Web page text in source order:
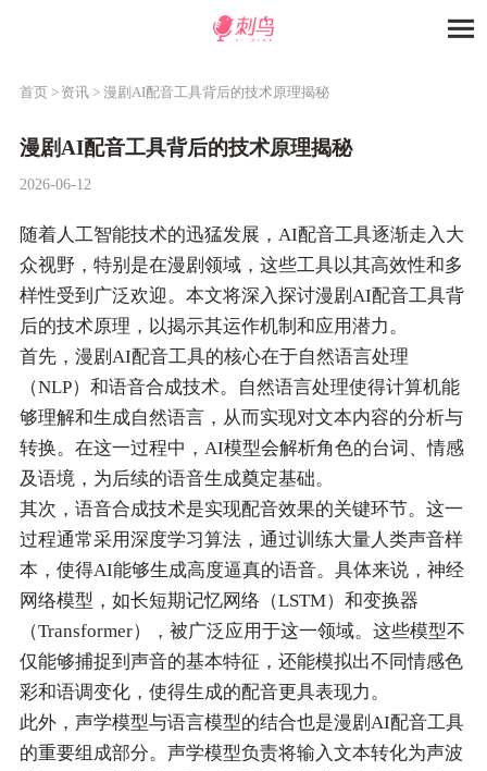
首页 > 资讯 > 漫剧AI配音工具背后的技术原理揭秘
漫剧AI配音工具背后的技术原理揭秘
2026-06-12
随着人工智能技术的迅猛发展，AI配音工具逐渐走入大
众视野，特别是在漫剧领域，这些工具以其高效性和多
样性受到广泛欢迎。本文将深入探讨漫剧AI配音工具背
后的技术原理，以揭示其运作机制和应用潜力。
首先，漫剧AI配音工具的核心在于自然语言处理
（NLP）和语音合成技术。自然语言处理使得计算机能
够理解和生成自然语言，从而实现对文本内容的分析与
转换。在这一过程中，AI模型会解析角色的台词、情感
及语境，为后续的语音生成奠定基础。
其次，语音合成技术是实现配音效果的关键环节。这一
过程通常采用深度学习算法，通过训练大量人类声音样
本，使得AI能够生成高度逼真的语音。具体来说，神经
网络模型，如长短期记忆网络（LSTM）和变换器
（Transformer），被广泛应用于这一领域。这些模型不
仅能够捕捉到声音的基本特征，还能模拟出不同情感色
彩和语调变化，使得生成的配音更具表现力。
此外，声学模型与语言模型的结合也是漫剧AI配音工具
的重要组成部分。声学模型负责将输入文本转化为声波